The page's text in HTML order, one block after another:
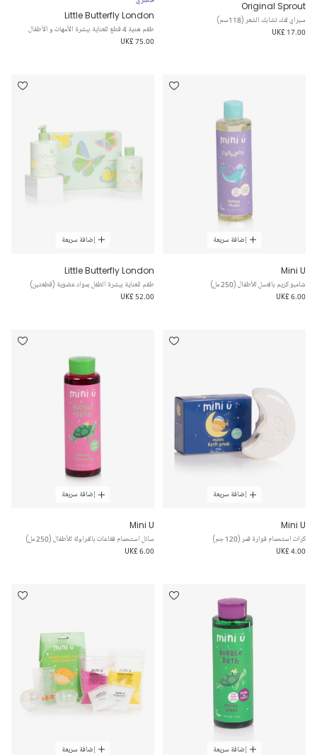
Original Sprout
سبراي لفك تشابك الشعر (118سم)
UK£ 17.00
Little Butterfly London
طقم هدية 4 قطع للعناية ببشرة الأمهات و الأطفال
UK£ 75.00
إضافة سريعة
Mini U
شامبو كريم بالعسل للأطفال (250 مل)
UK£ 6.00
إضافة سريعة
Little Butterfly London
طقم للعناية ببشرة الطفل بمواد عضوية (قطعتين)
UK£ 52.00
إضافة سريعة
Mini U
كرات استحمام فوارة قمر (120 جم)
UK£ 4.00
إضافة سريعة
Mini U
سائل استحمام فقاعات بالفراولة للأطفال (250 مل)
UK£ 6.00
إضافة سريعة إضافة سريعة